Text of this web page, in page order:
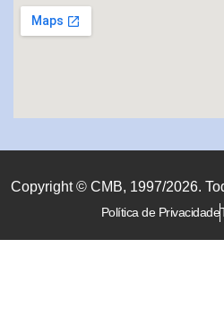
Copyright © CMB, 1997/2026.
Política de Privacidade